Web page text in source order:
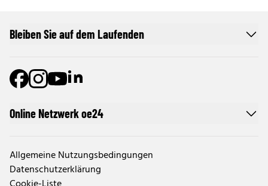
Online Netzwerk oe24
Allgemeine Nutzungsbedingungen
Datenschutzerklärung
Bleiben Sie auf dem Laufenden